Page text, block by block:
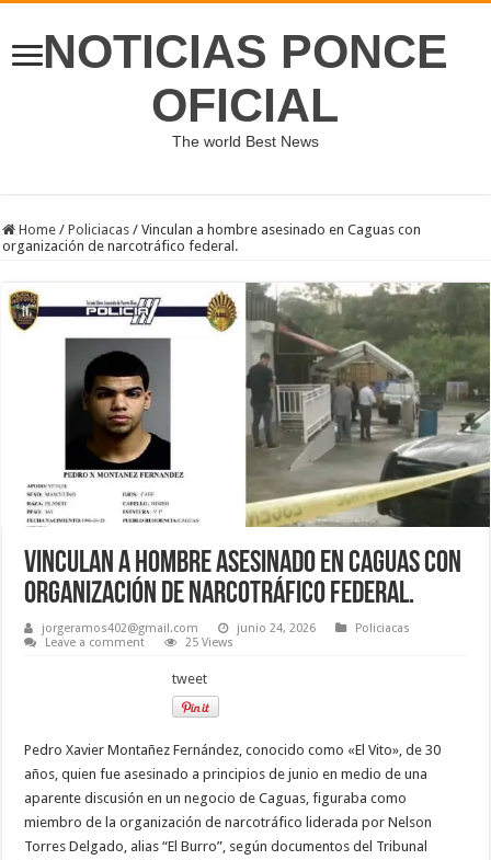
NOTICIAS PONCE
OFICIAL
The world Best News
Home / Policiacas / Vinculan a hombre asesinado en Caguas con
organización de narcotráfico federal.
Vinculan a hombre asesinado en Caguas con
organización de narcotráfico federal.
jorgeramos402@gmail.com junio 24, 2026
Policiacas
Leave a comment
25 Views
tweet
Pedro Xavier Montañez Fernández, conocido como «El Vito», de 30
años, quien fue asesinado a principios de junio en medio de una
aparente discusión en un negocio de Caguas, figuraba como
miembro de la organización de narcotráfico liderada por Nelson
Torres Delgado, alias “El Burro”, según documentos del Tribunal